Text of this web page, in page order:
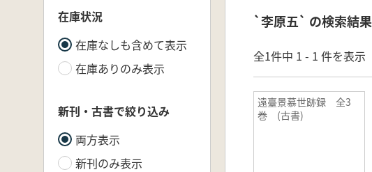
在庫状況
在庫なしも含めて表示
在庫ありのみ表示
新刊・古書で絞り込み
両方表示
新刊のみ表示
`李原五` の検索結果
全1件中 1 - 1 件を表示
遠臺景慕世跡録 全3
巻 (古書)